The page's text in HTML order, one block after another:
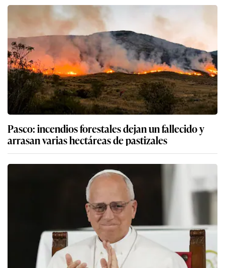
Pasco: incendios forestales dejan un fallecido y
arrasan varias hectáreas de pastizales